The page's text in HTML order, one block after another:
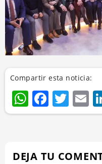
Compartir esta noticia:
DEJA TU